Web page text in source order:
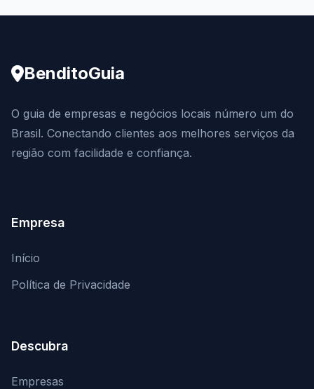
BenditoGuia
O guia de empresas e negócios locais número um do
Brasil. Conectando clientes aos melhores serviços da
região com facilidade e confiança.
Empresa
Início
Política de Privacidade
Descubra
Empresas